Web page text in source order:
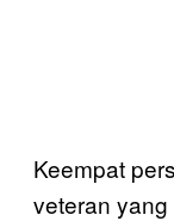
Keempat
veteran